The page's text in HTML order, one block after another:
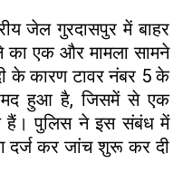
जेल गुरदासपुर में बाहर
एक और मामला सामने
के कारण टावर नंबर 5 के
हुआ है, जिसमें से एक
हैं। पुलिस ने इस संबंध में
दर्ज कर जांच शुरू कर दी